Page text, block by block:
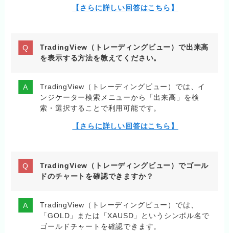
【さらに詳しい回答はこちら】
TradingView（トレーディングビュー）で出来高
を表示する方法を教えてください。
TradingView（トレーディングビュー）では、イ
ンジケーター検索メニューから「出来高」を検
索・選択することで利用可能です。
【さらに詳しい回答はこちら】
TradingView（トレーディングビュー）でゴール
ドのチャートを確認できますか？
TradingView（トレーディングビュー）では、
「GOLD」または「XAUSD」というシンボル名で
ゴールドチャートを確認できます。